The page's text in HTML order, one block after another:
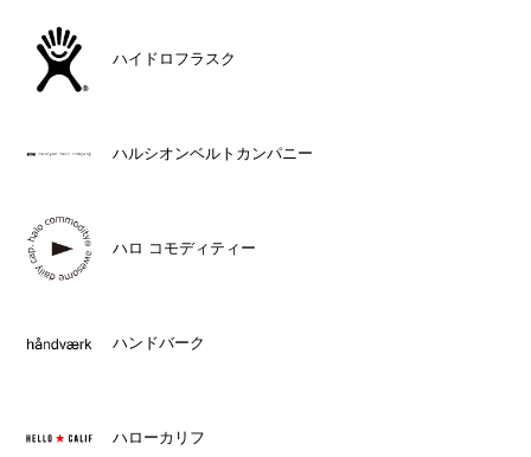
ハイドロフラスク
ハルシオンベルトカンパニー
ハロ コモディティー
ハンドバーク
ハローカリフ